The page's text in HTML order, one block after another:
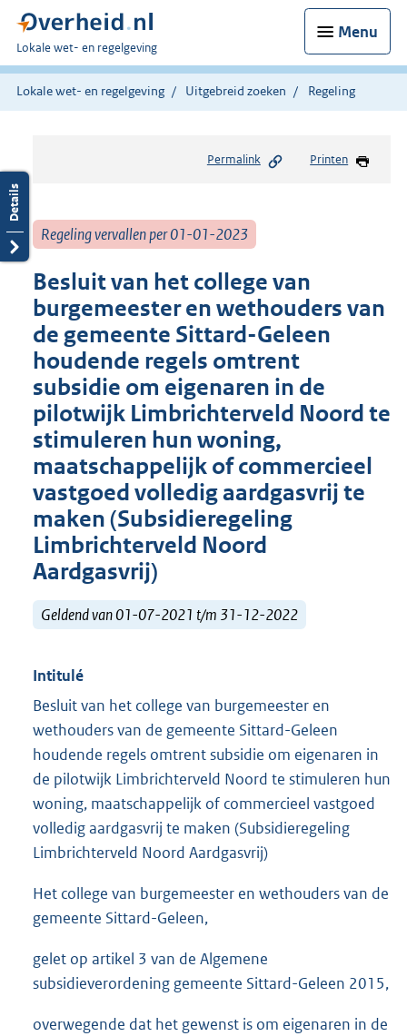
Menu
U
bent
hier:
Lokale wet- en regelgeving
Lokale wet- en regelgeving Uitgebreid zoeken Regeling
Permalink Printen
Regeling vervallen per 01-01-2023
Besluit van het college van
burgemeester en wethouders van
de gemeente Sittard-Geleen
houdende regels omtrent
subsidie om eigenaren in de
pilotwijk Limbrichterveld Noord te
stimuleren hun woning,
maatschappelijk of commercieel
vastgoed volledig aardgasvrij te
maken (Subsidieregeling
Limbrichterveld Noord
Aardgasvrij)
Geldend van 01-07-2021 t/m 31-12-2022
Intitulé
Besluit van het college van burgemeester en
wethouders van de gemeente Sittard-Geleen
houdende regels omtrent subsidie om eigenaren in
de pilotwijk Limbrichterveld Noord te stimuleren hun
woning, maatschappelijk of commercieel vastgoed
volledig aardgasvrij te maken (Subsidieregeling
Limbrichterveld Noord Aardgasvrij)
Het college van burgemeester en wethouders van de
gemeente Sittard-Geleen,
gelet op artikel 3 van de Algemene
subsidieverordening gemeente Sittard-Geleen 2015,
overwegende dat het gewenst is om eigenaren in de